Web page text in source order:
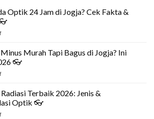
Optik 24 Jam di Jogja? Cek Fakta &
on
Ada
Optik
24
Jam
Jogja?
Cek
Murah Tapi Bagus di Jogja? Ini
👓
on
Minus
Murah
Tapi
Bagus
Terbaik 2026: Jenis &
Optik 👓
on